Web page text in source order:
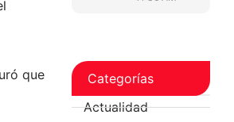
que
Categorías
Actualidad